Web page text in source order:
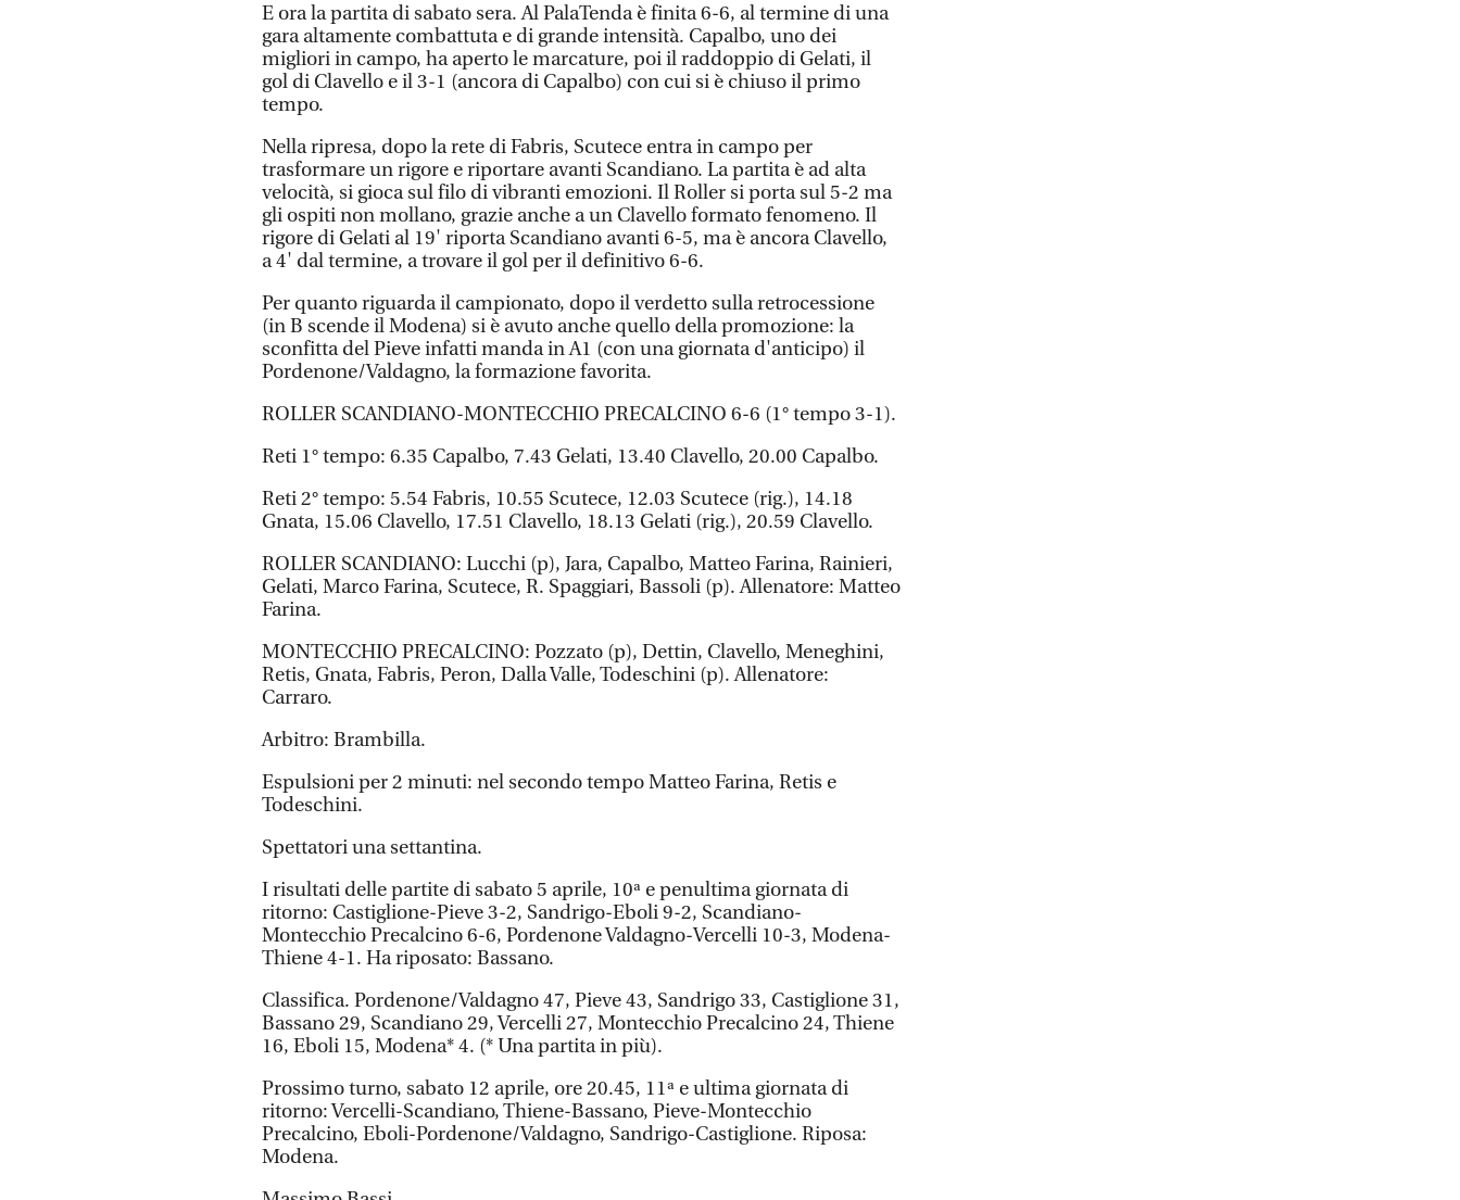
E ora la partita di sabato sera. Al PalaTenda è finita 6-6, al termine di una
gara altamente combattuta e di grande intensità. Capalbo, uno dei
migliori in campo, ha aperto le marcature, poi il raddoppio di Gelati, il
gol di Clavello e il 3-1 (ancora di Capalbo) con cui si è chiuso il primo
tempo.
Nella ripresa, dopo la rete di Fabris, Scutece entra in campo per
trasformare un rigore e riportare avanti Scandiano. La partita è ad alta
velocità, si gioca sul filo di vibranti emozioni. Il Roller si porta sul 5-2 ma
gli ospiti non mollano, grazie anche a un Clavello formato fenomeno. Il
rigore di Gelati al 19' riporta Scandiano avanti 6-5, ma è ancora Clavello,
a 4' dal termine, a trovare il gol per il definitivo 6-6.
Per quanto riguarda il campionato, dopo il verdetto sulla retrocessione
(in B scende il Modena) si è avuto anche quello della promozione: la
sconfitta del Pieve infatti manda in A1 (con una giornata d'anticipo) il
Pordenone/Valdagno, la formazione favorita.
ROLLER SCANDIANO-MONTECCHIO PRECALCINO 6-6 (1° tempo 3-1).
Reti 1° tempo: 6.35 Capalbo, 7.43 Gelati, 13.40 Clavello, 20.00 Capalbo.
Reti 2° tempo: 5.54 Fabris, 10.55 Scutece, 12.03 Scutece (rig.), 14.18
Gnata, 15.06 Clavello, 17.51 Clavello, 18.13 Gelati (rig.), 20.59 Clavello.
ROLLER SCANDIANO: Lucchi (p), Jara, Capalbo, Matteo Farina, Rainieri,
Gelati, Marco Farina, Scutece, R. Spaggiari, Bassoli (p). Allenatore: Matteo
Farina.
MONTECCHIO PRECALCINO: Pozzato (p), Dettin, Clavello, Meneghini,
Retis, Gnata, Fabris, Peron, Dalla Valle, Todeschini (p). Allenatore:
Carraro.
Arbitro: Brambilla.
Espulsioni per 2 minuti: nel secondo tempo Matteo Farina, Retis e
Todeschini.
Spettatori una settantina.
I risultati delle partite di sabato 5 aprile, 10ª e penultima giornata di
ritorno: Castiglione-Pieve 3-2, Sandrigo-Eboli 9-2, Scandiano-
Montecchio Precalcino 6-6, Pordenone Valdagno-Vercelli 10-3, Modena-
Thiene 4-1. Ha riposato: Bassano.
Classifica. Pordenone/Valdagno 47, Pieve 43, Sandrigo 33, Castiglione 31,
Bassano 29, Scandiano 29, Vercelli 27, Montecchio Precalcino 24, Thiene
16, Eboli 15, Modena* 4. (* Una partita in più).
Prossimo turno, sabato 12 aprile, ore 20.45, 11ª e ultima giornata di
ritorno: Vercelli-Scandiano, Thiene-Bassano, Pieve-Montecchio
Precalcino, Eboli-Pordenone/Valdagno, Sandrigo-Castiglione. Riposa:
Modena.